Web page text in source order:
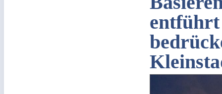
entführt